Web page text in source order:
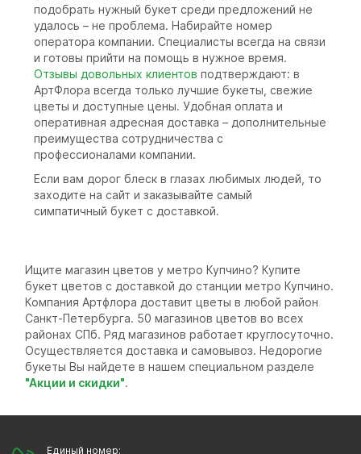
подобрать нужный букет среди предложений не
удалось – не проблема. Набирайте номер
оператора компании. Специалисты всегда на связи
и готовы прийти на помощь в нужное время.
Отзывы довольных клиентов подтверждают: в
АртФлора всегда только лучшие букеты, свежие
цветы и доступные цены. Удобная оплата и
оперативная адресная доставка – дополнительные
преимущества сотрудничества с
профессионалами компании.
Если вам дорог блеск в глазах любимых людей, то
заходите на сайт и заказывайте самый
симпатичный букет с доставкой.
Ищите магазин цветов у метро Купчино? Купите
букет цветов с доставкой до станции метро Купчино.
Компания Артфлора доставит цветы в любой район
Санкт-Петербурга. 50 магазинов цветов во всех
районах СПб. Ряд магазинов работает круглосуточно.
Осуществляется доставка и самовывоз. Недорогие
букеты Вы найдете в нашем специальном разделе
"Акции и скидки".
Единый номер: